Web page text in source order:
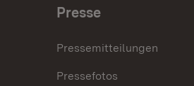
Presse
Pressemitteilungen
Pressefotos